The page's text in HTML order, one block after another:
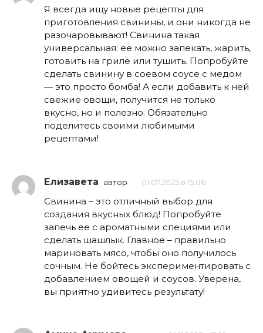
Я всегда ищу новые рецепты для
приготовления свинины, и они никогда не
разочаровывают! Свинина такая
универсальная: её можно запекать, жарить,
готовить на гриле или тушить. Попробуйте
сделать свинину в соевом соусе с медом
— это просто бомба! А если добавить к ней
свежие овощи, получится не только
вкусно, но и полезно. Обязательно
поделитесь своими любимыми
рецептами!
Елизавета автор 01.07.2025 в 15:06
Свинина – это отличный выбор для
создания вкусных блюд! Попробуйте
запечь ее с ароматными специями или
сделать шашлык. Главное – правильно
мариновать мясо, чтобы оно получилось
сочным. Не бойтесь экспериментировать с
добавлением овощей и соусов. Уверена,
вы приятно удивитесь результату!